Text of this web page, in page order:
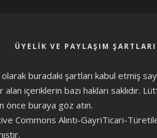
ÜYELIK VE PAYLAŞIM ŞARTLARI
olarak buradaki şartları kabul etmiş
alan içeriklerin bazı hakları saklıdır.
önce buraya göz atın.
Commons Alıntı-GayriTicari-